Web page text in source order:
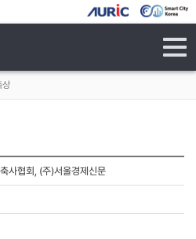
상
사협회, (주)서울경제신문